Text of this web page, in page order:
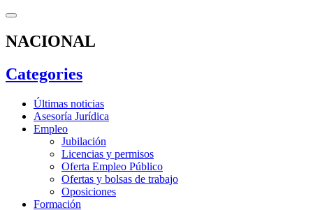
NACIONAL
Categories
Últimas noticias
Asesoría Jurídica
Empleo
Jubilación
Licencias y permisos
Oferta Empleo Público
Ofertas y bolsas de trabajo
Oposiciones
Formación